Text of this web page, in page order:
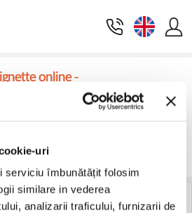
uri
serviciu îmbunătățit folosim
similare in vederea
analizarii traficului, furnizarii de
online -
vignette calculator
Continue
RESOURCES